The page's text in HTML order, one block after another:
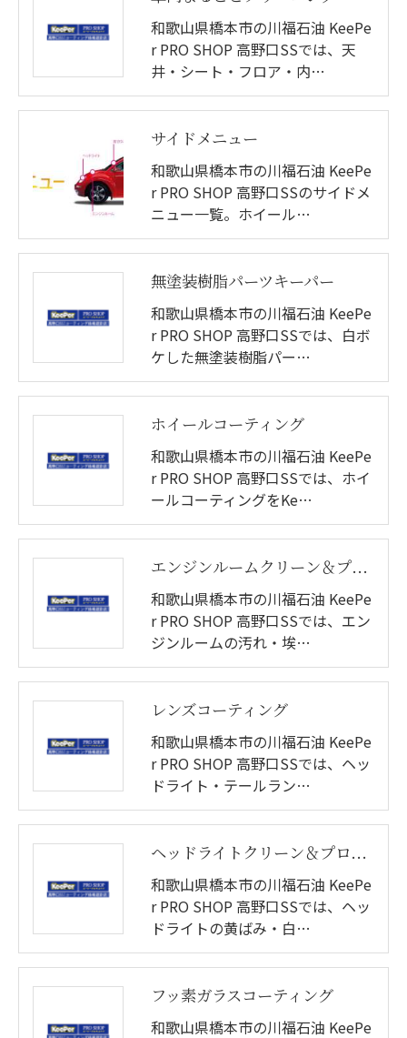
和歌山県橋本市の川福石油 KeePe
r PRO SHOP 高野口SSでは、天
井・シート・フロア・内…
サイドメニュー
和歌山県橋本市の川福石油 KeePe
r PRO SHOP 高野口SSのサイドメ
ニュー一覧。ホイール…
無塗装樹脂パーツキーパー
和歌山県橋本市の川福石油 KeePe
r PRO SHOP 高野口SSでは、白ボ
ケした無塗装樹脂パー…
ホイールコーティング
和歌山県橋本市の川福石油 KeePe
r PRO SHOP 高野口SSでは、ホイ
ールコーティングをKe…
エンジンルームクリーン＆プロテクト
和歌山県橋本市の川福石油 KeePe
r PRO SHOP 高野口SSでは、エン
ジンルームの汚れ・埃…
レンズコーティング
和歌山県橋本市の川福石油 KeePe
r PRO SHOP 高野口SSでは、ヘッ
ドライト・テールラン…
ヘッドライトクリーン＆プロテクト
和歌山県橋本市の川福石油 KeePe
r PRO SHOP 高野口SSでは、ヘッ
ドライトの黄ばみ・白…
フッ素ガラスコーティング
和歌山県橋本市の川福石油 KeePe